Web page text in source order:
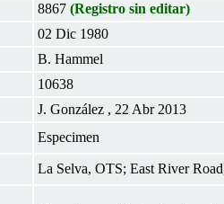
8867 (Registro sin editar)
02 Dic 1980
B. Hammel
10638
J. González , 22 Abr 2013
Especimen
La Selva, OTS; East River